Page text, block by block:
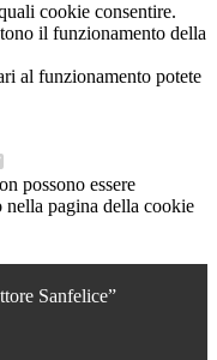
cookie consentire.
il funzionamento della
al funzionamento potete
possono essere
pagina della cookie
Sanfelice”